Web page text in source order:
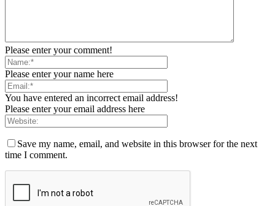
Please enter your comment!
Please enter your name here
You have entered an incorrect email address!
Please enter your email address here
Save my name, email, and website in this browser for the next
time I comment.